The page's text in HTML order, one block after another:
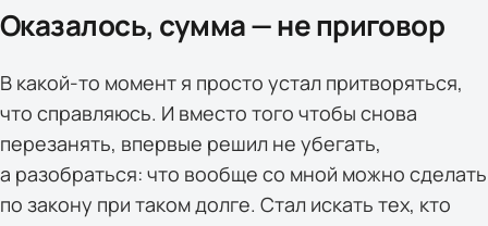
Оказалось, сумма — не приговор
В какой-то момент я просто устал притворяться,
что справляюсь. И вместо того чтобы снова
перезанять, впервые решил не убегать,
а разобраться: что вообще со мной можно сделать
по закону при таком долге. Стал искать тех, кто